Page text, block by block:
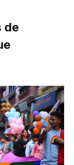
de